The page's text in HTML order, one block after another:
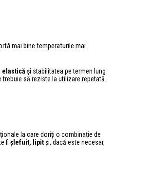
mai bine temperaturile mai
elastică și stabilitatea pe termen lung
să reziste la utilizare repetată.
la care doriți o combinație de
fi șlefuit, lipitși, dacă este necesar,